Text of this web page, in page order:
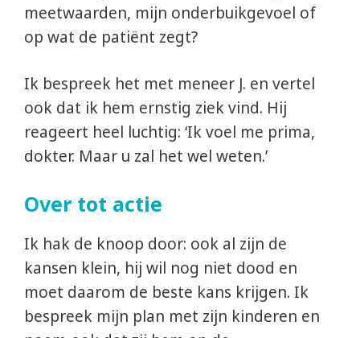
meetwaarden, mijn onderbuikgevoel of
op wat de patiënt zegt?
Ik bespreek het met meneer J. en vertel
ook dat ik hem ernstig ziek vind. Hij
reageert heel luchtig: ‘Ik voel me prima,
dokter. Maar u zal het wel weten.’
Over tot actie
Ik hak de knoop door: ook al zijn de
kansen klein, hij wil nog niet dood en
moet daarom de beste kans krijgen. Ik
bespreek mijn plan met zijn kinderen en